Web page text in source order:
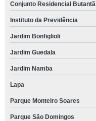
Conjunto Residencial Butantã
Instituto da Previdência
Jardim Bonfiglioli
Jardim Guedala
Jardim Namba
Lapa
Parque Monteiro Soares
Parque São Domingos